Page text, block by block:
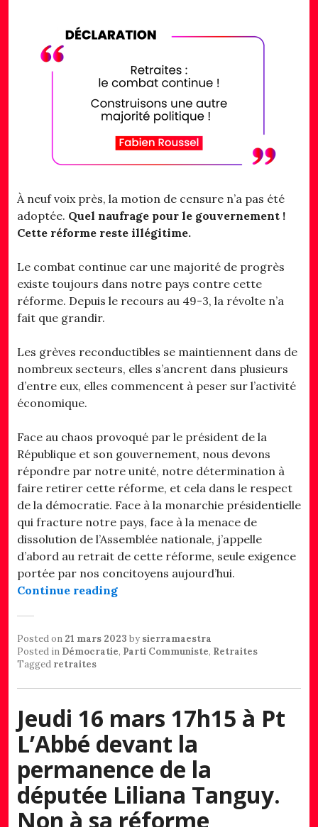
À neuf voix près, la motion de censure n’a pas été
adoptée. Quel naufrage pour le gouvernement !
Cette réforme reste illégitime.
Le combat continue car une majorité de progrès
existe toujours dans notre pays contre cette
réforme. Depuis le recours au 49-3, la révolte n’a
fait que grandir.
Les grèves reconductibles se maintiennent dans de
nombreux secteurs, elles s’ancrent dans plusieurs
d’entre eux, elles commencent à peser sur l’activité
économique.
Face au chaos provoqué par le président de la
République et son gouvernement, nous devons
répondre par notre unité, notre détermination à
faire retirer cette réforme, et cela dans le respect
de la démocratie. Face à la monarchie présidentielle
qui fracture notre pays, face à la menace de
dissolution de l’Assemblée nationale, j’appelle
d’abord au retrait de cette réforme, seule exigence
portée par nos concitoyens aujourd’hui.
Continue reading« Retraites : le combat continue !
Posted on 21 mars 2023 by sierramaestra
Posted in Démocratie, Parti Communiste, Retraites
Tagged retraites
Jeudi 16 mars 17h15 à Pt
L’Abbé devant la
permanence de la
députée Liliana Tanguy.
Non à sa réforme